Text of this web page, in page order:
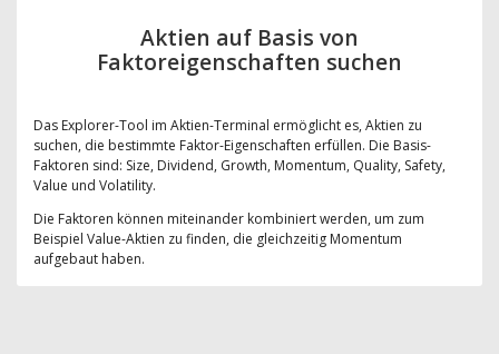
Aktien auf Basis von
Faktoreigenschaften suchen
Das Explorer-Tool im Aktien-Terminal ermöglicht es, Aktien zu
suchen, die bestimmte Faktor-Eigenschaften erfüllen. Die Basis-
Faktoren sind: Size, Dividend, Growth, Momentum, Quality, Safety,
Value und Volatility.
Die Faktoren können miteinander kombiniert werden, um zum
Beispiel Value-Aktien zu finden, die gleichzeitig Momentum
aufgebaut haben.